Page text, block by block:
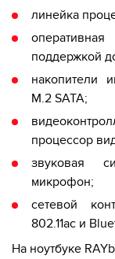
линейка
поддержкой
накопители
M.2 SATA;
процессор
звуковая
микрофон;
сетевой
802.11ac и
На ноутбуке